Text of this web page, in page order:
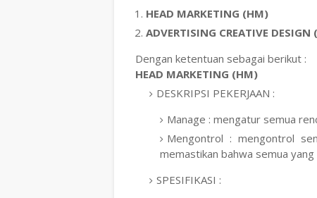
HEAD MARKETING (HM)
ADVERTISING CREATIVE DESIGN
Dengan ketentuan sebagai berikut :
HEAD MARKETING (HM)
DESKRIPSI PEKERJAAN :
Manage : mengatur semua
Mengontrol : mengontrol
memastikan bahwa semua
SPESIFIKASI :